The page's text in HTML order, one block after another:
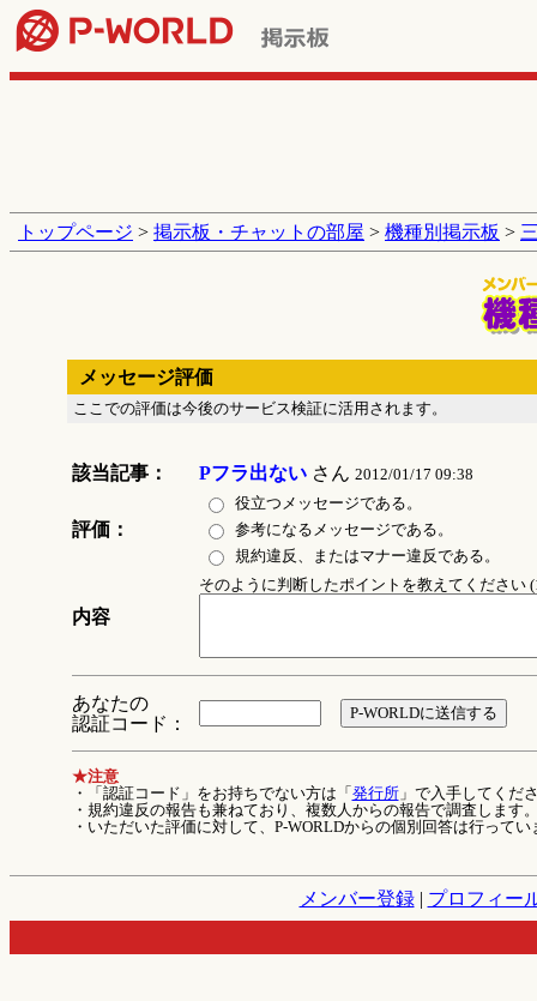
トップページ > 掲示板・チャットの部屋 > 機種別掲示板 >
メッセージ評価
ここでの評価は今後のサービス検証に活用されます。
該当記事： Pフラ出ないさん 2012/01/17 09:38
評価：
役立つメッセージである。
参考になるメッセージである。
規約違反、またはマナー違反である。
内容
そのように判断したポイントを教えてください
あなたの
認証コード：
★注意
・「認証コード」をお持ちでない方は「 発行所」で入手してくだ
・規約違反の報告も兼ねており、複数人からの報告で調査します
・いただいた評価に対して、P-WORLDからの個別回答は行ってい
メンバー登録| プロフィー